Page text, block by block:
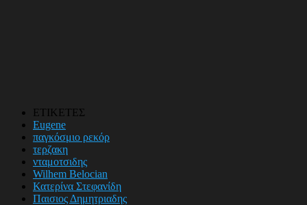
ΕΤΙΚΕΤΕΣ
Eugene
παγκόσμιο ρεκόρ
τερζακη
νταμοτσιδης
Wilhem Belocian
Κατερίνα Στεφανίδη
Παισιος Δημητριαδης